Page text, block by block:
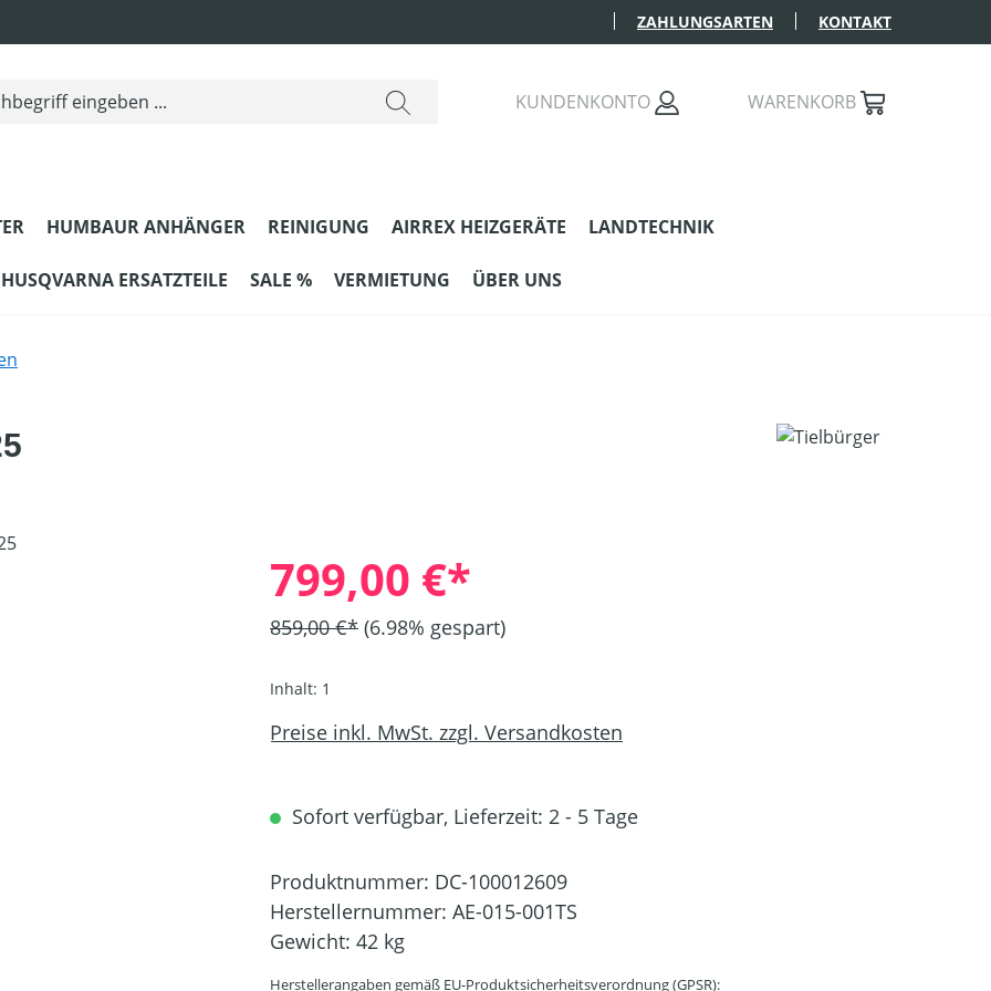
ZAHLUNGSARTEN KONTAKT
KUNDENKONTO WARENKORB
HUMBAUR ANHÄNGER REINIGUNG AIRREX HEIZGERÄTE LANDTECHNIK
HUSQVARNA ERSATZTEILE SALE % VERMIETUNG ÜBER UNS
799,00 €*
859,00 €* (6.98% gespart)
Inhalt: 1
Preise inkl. MwSt. zzgl. Versandkosten
Sofort verfügbar, Lieferzeit: 2 - 5 Tage
Produktnummer: DC-100012609
Herstellernummer: AE-015-001TS
Gewicht: 42 kg
Herstellerangaben gemäß EU-Produktsicherheitsverordnung (GPSR):